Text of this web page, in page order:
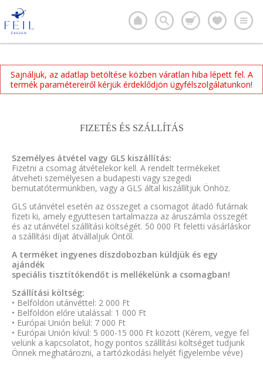
Sajnáljuk, az adatlap betöltése közben váratlan hiba lépett fel. A
termék paramétereiről kérjük érdeklődjön ügyfélszolgálatunkon!
FIZETÉS ÉS SZÁLLÍTÁS
Személyes átvétel vagy GLS kiszállítás:
Fizetni a csomag átvételekor kell. A rendelt termékeket
átveheti személyesen a budapesti vagy szegedi
bemutatótermünkben, vagy a GLS által kiszállítjuk Önhöz.
GLS utánvétel esetén az összeget a csomagot átadó futárnak
fizeti ki, amely együttesen tartalmazza az áruszámla összegét
és az utánvétel szállítási költségét. 50 000 Ft feletti vásárláskor
a szállítási díjat átvállaljuk Öntől.
A terméket ingyenes díszdobozban küldjük és egy
ajándék
speciális tisztítókendőt is mellékelünk a csomagban!
Szállítási költség:
• Belföldön utánvéttel: 2 000 Ft
• Belföldön előre utalással: 1 000 Ft
• Európai Unión belül: 7 000 Ft
• Európai Unión kívül: 5 000-15 000 Ft között (Kérem, vegye fel
velünk a kapcsolatot, hogy pontos szállítási költséget tudjunk
Önnek meghatározni, a tartózkodási helyét figyelembe véve)